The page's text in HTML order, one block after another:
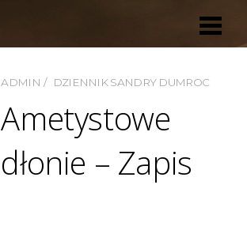
ADMIN DZIENNIK SANDRY DUMROC
Ametystowe
dłonie – Zapis